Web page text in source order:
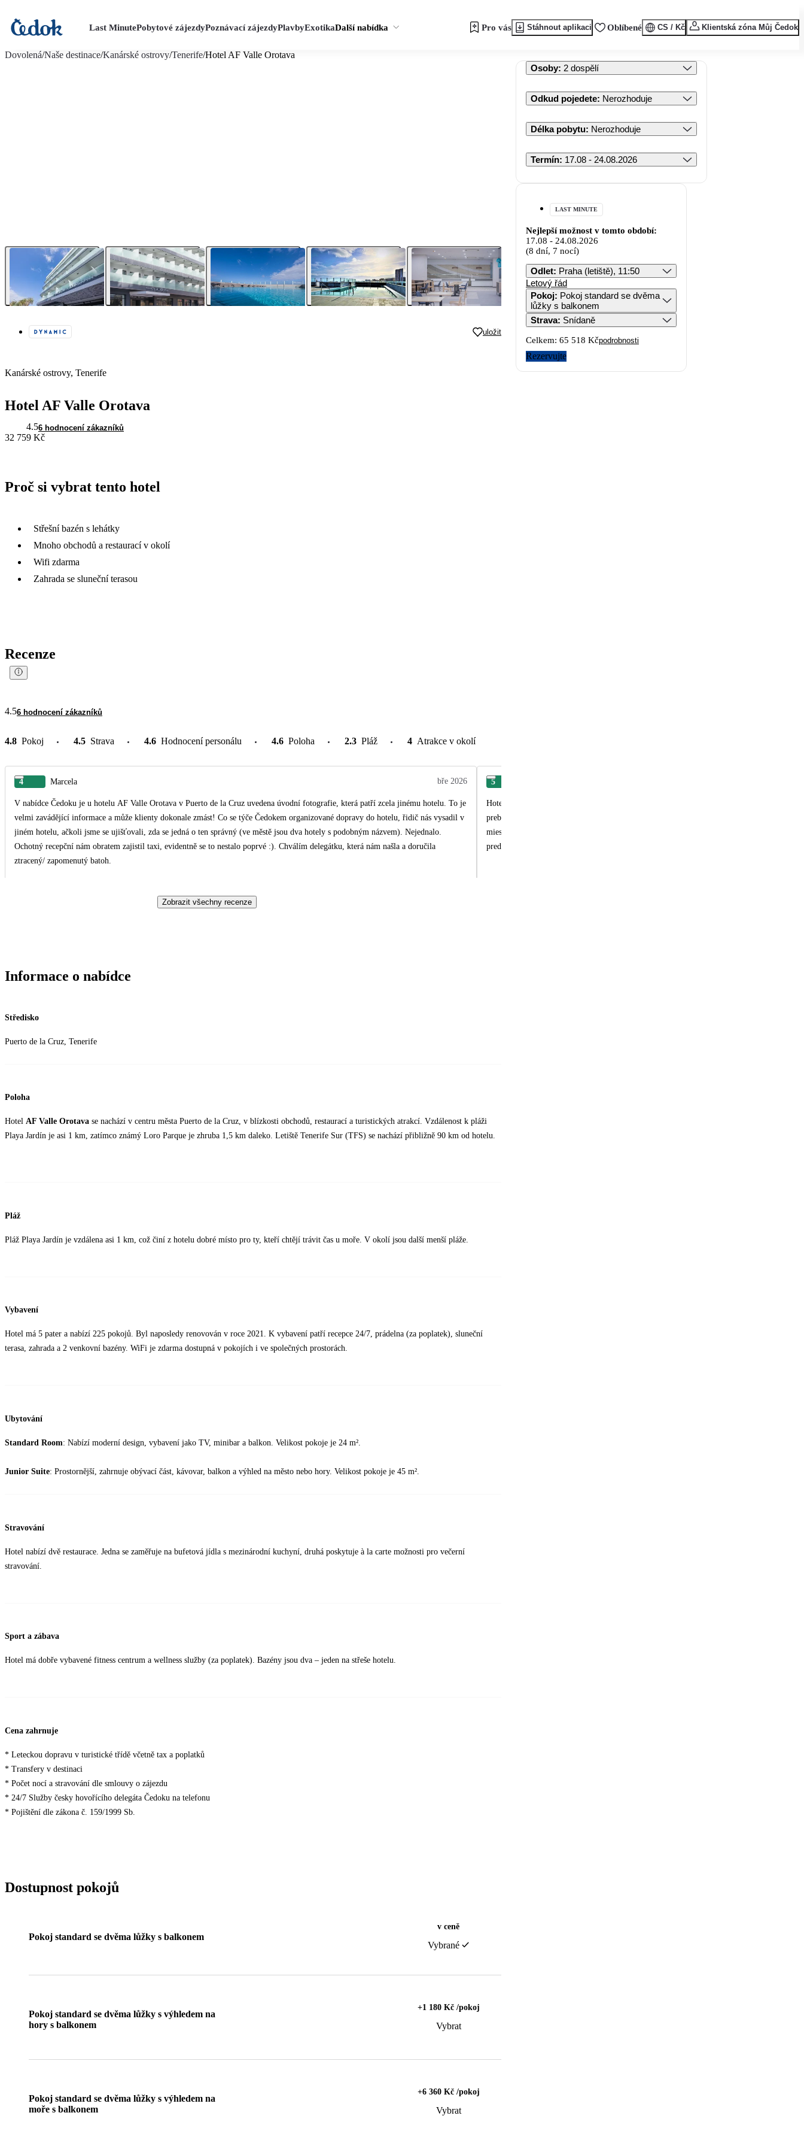
Last MinutePobytové zájezdyPoznávací zájezdyPlavbyExotikaDalší nabídka Pro vás Stáhnout aplikaci Oblíbené CS / Kč Klientská zóna Můj Čedok
Dovolená/Naše destinace/Kanárské ostrovy/Tenerife/Hotel AF Valle Orotava
uložit
Kanárské ostrovy, Tenerife
Hotel AF Valle Orotava
4.56 hodnocení zákazníků
32 759 Kč
Proč si vybrat tento hotel
Střešní bazén s lehátky
Mnoho obchodů a restaurací v okolí
Wifi zdarma
Zahrada se sluneční terasou
Recenze
4.56 hodnocení zákazníků
4.8 Pokoj 4.5 Strava 4.6 Hodnocení personálu 4.6 Poloha 2.3 Pláž 4 Atrakce v okolí
4 Marcela bře 2026
V nabídce Čedoku je u hotelu AF Valle Orotava v Puerto de la Cruz uvedena úvodní fotografie, která patří zcela jinému hotelu. To je
velmi zavádějící informace a může klienty dokonale zmást! Co se týče Čedokem organizované dopravy do hotelu, řidič nás vysadil v
jiném hotelu, ačkoli jsme se ujišťovali, zda se jedná o ten správný (ve městě jsou dva hotely s podobným názvem). Nejednalo.
Ochotný recepční nám obratem zajistil taxi, evidentně se to nestalo poprvé :). Chválím delegátku, která nám našla a doručila
ztracený/ zapomenutý batoh.
5
Hotel super až na pár detailov. Stravovanie veľký výber a hlavne chutné jedlo. Transfer z
prebehol. Ako veľké sklamanie na 5 hodinový let použiť nízkonákladovú leteckú spoločnosť
miesta, nepohodlné sedačky, žiadna voda v cene počas takého dlhého letu. Do budúcna sa
predom zisťovať akou spoločnosťou sa poletí.
Zobrazit všechny recenze
Informace o nabídce
Středisko
Puerto de la Cruz, Tenerife
Poloha
Hotel AF Valle Orotava se nachází v centru města Puerto de la Cruz, v blízkosti obchodů, restaurací a turistických atrakcí. Vzdálenost k pláži
Playa Jardín je asi 1 km, zatímco známý Loro Parque je zhruba 1,5 km daleko. Letiště Tenerife Sur (TFS) se nachází přibližně 90 km od hotelu.
Pláž
Pláž Playa Jardín je vzdálena asi 1 km, což činí z hotelu dobré místo pro ty, kteří chtějí trávit čas u moře. V okolí jsou další menší pláže.
Vybavení
Hotel má 5 pater a nabízí 225 pokojů. Byl naposledy renovován v roce 2021. K vybavení patří recepce 24/7, prádelna (za poplatek), sluneční
terasa, zahrada a 2 venkovní bazény. WiFi je zdarma dostupná v pokojích i ve společných prostorách.
Ubytování
Standard Room: Nabízí moderní design, vybavení jako TV, minibar a balkon. Velikost pokoje je 24 m².
Junior Suite: Prostornější, zahrnuje obývací část, kávovar, balkon a výhled na město nebo hory. Velikost pokoje je 45 m².
Stravování
Hotel nabízí dvě restaurace. Jedna se zaměřuje na bufetová jídla s mezinárodní kuchyní, druhá poskytuje à la carte možnosti pro večerní
stravování.
Sport a zábava
Hotel má dobře vybavené fitness centrum a wellness služby (za poplatek). Bazény jsou dva – jeden na střeše hotelu.
Cena zahrnuje
* Leteckou dopravu v turistické třídě včetně tax a poplatků
* Transfery v destinaci
* Počet nocí a stravování dle smlouvy o zájezdu
* 24/7 Služby česky hovořícího delegáta Čedoku na telefonu
* Pojištění dle zákona č. 159/1999 Sb.
Dostupnost pokojů
Pokoj standard se dvěma lůžky s balkonem
v ceně
Vybrané
Pokoj standard se dvěma lůžky s výhledem na
hory s balkonem
+1 180 Kč /pokoj
Vybrat
Pokoj standard se dvěma lůžky s výhledem na
moře s balkonem
+6 360 Kč /pokoj
Vybrat
Osoby: 2 dospělí
Odkud pojedete: Nerozhoduje
Délka pobytu: Nerozhoduje
Termín: 17.08 - 24.08.2026
LAST MINUTE
Nejlepší možnost v tomto období:
17.08 - 24.08.2026
(8 dní, 7 nocí)
Odlet: Praha (letiště), 11:50
Letový řád
Pokoj: Pokoj standard se dvěma
lůžky s balkonem
Strava: Snídaně
Celkem: 65 518 Kčpodrobnosti
Rezervujte